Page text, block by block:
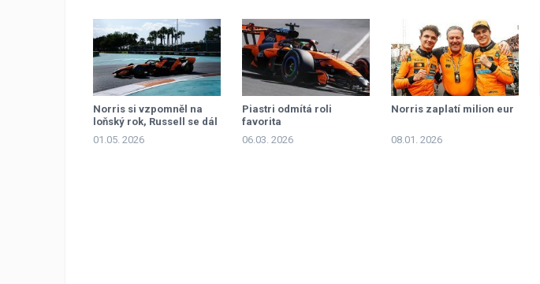
Norris si vzpomněl na
loňský rok, Russell se dál
hledá
01.05. 2026
Piastri odmítá roli
favorita
06.03. 2026
Norris zaplatí milion eur
08.01. 2026